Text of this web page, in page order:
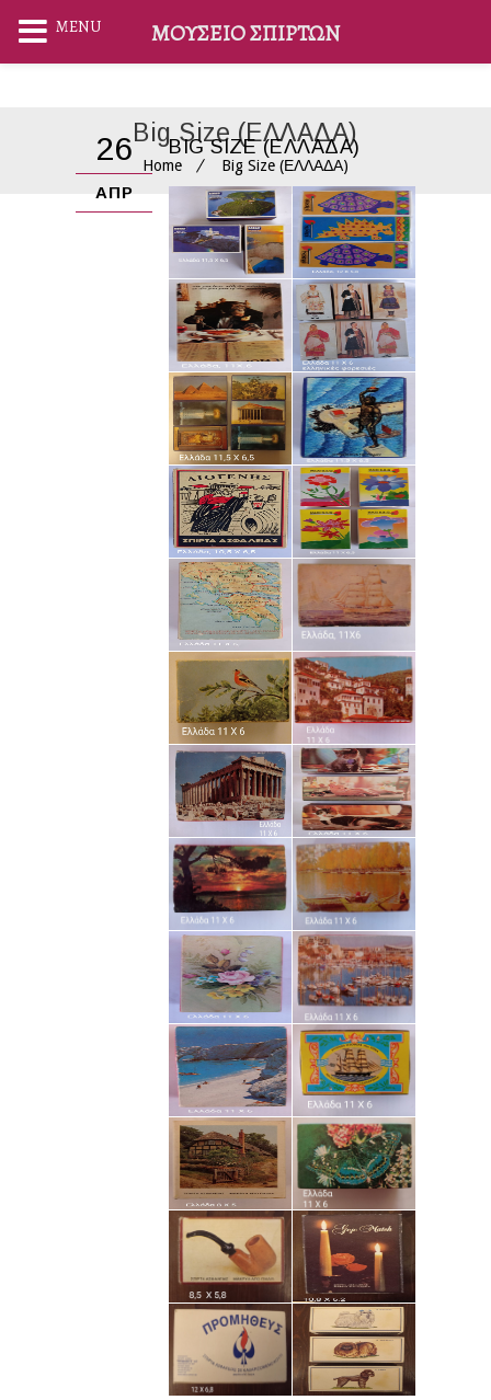
Big Size (ΕΛΛΑΔΑ)
Home Big Size (ΕΛΛΑΔΑ)
26
ΑΠΡ
BIG SIZE (ΕΛΛΑΔΑ)
MENU ΜΟΥΣΕΊΟ ΣΠΊΡΤΩΝ